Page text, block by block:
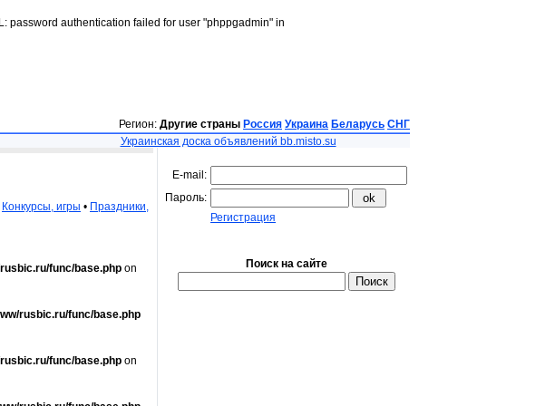
password authentication failed for user "phppgadmin" in
Регион: Другие страны Россия Украина Беларусь СНГ
Украинская доска объявлений bb.misto.su
Конкурсы, игры • Праздники,
func/base.php on
rusbic.ru/func/base.php
func/base.php on
E-mail:
Пароль:
Регистрация
Поиск на сайте